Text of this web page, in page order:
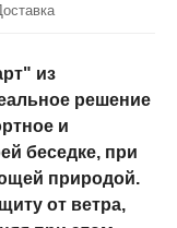
из
решение
и
беседке, при
природой.
от ветра,